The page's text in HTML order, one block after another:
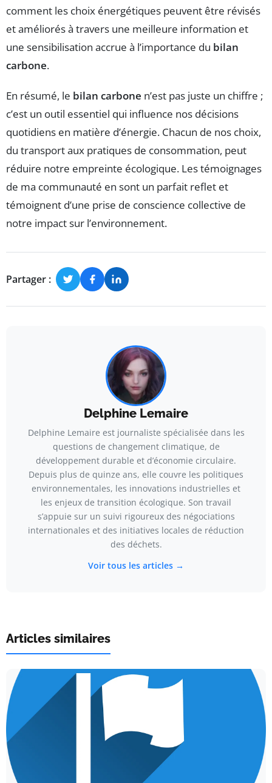
comment les choix énergétiques peuvent être révisés
et améliorés à travers une meilleure information et
une sensibilisation accrue à l’importance du bilan
carbone.
En résumé, le bilan carbone n’est pas juste un chiffre ;
c’est un outil essentiel qui influence nos décisions
quotidiens en matière d’énergie. Chacun de nos choix,
du transport aux pratiques de consommation, peut
réduire notre empreinte écologique. Les témoignages
de ma communauté en sont un parfait reflet et
témoignent d’une prise de conscience collective de
notre impact sur l’environnement.
Partager :
Delphine Lemaire
Delphine Lemaire est journaliste spécialisée dans les
questions de changement climatique, de
développement durable et d’économie circulaire.
Depuis plus de quinze ans, elle couvre les politiques
environnementales, les innovations industrielles et
les enjeux de transition écologique. Son travail
s’appuie sur un suivi rigoureux des négociations
internationales et des initiatives locales de réduction
des déchets.
Voir tous les articles →
Articles similaires